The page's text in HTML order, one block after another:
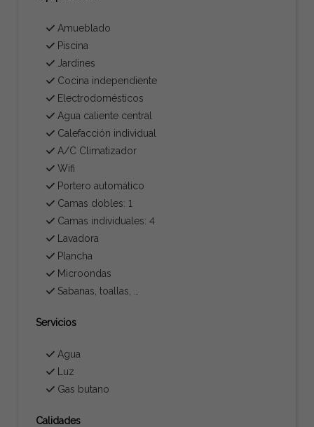
Amueblado
Piscina
Jardines
Cocina independiente
Electrodomésticos
Agua caliente central
Calefacción individual
A/C Climatizador
Wifi
Portero automático
Camas dobles: 1
Camas individuales: 4
Lavadora
Plancha
Microondas
Sabanas, toallas, …
Servicios
Agua
Luz
Gas butano
Calidades